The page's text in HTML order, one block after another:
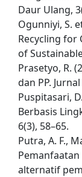
Daur Ulang,
Ogunniyi, S.
Recycling for
of
Prasetyo, R.
dan PP.
Puspitasari,
Berbasis
6(3), 58–65.
Putra, A. F.,
alternatif